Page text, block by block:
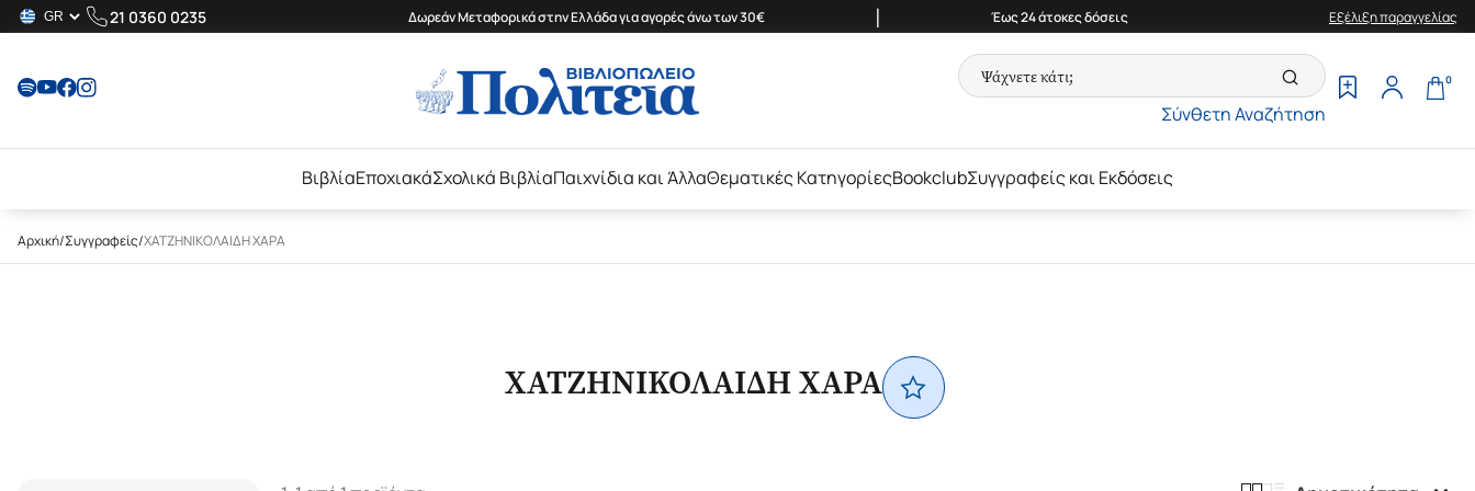
21 0360 0235 Δωρεάν Μεταφορικά στην Ελλάδα για αγορές άνω των 30€ | Έως 24 άτοκες δόσεις Εξέλιξη παραγγελίας
Σύνθετη Αναζήτηση
0
ΒιβλίαΕποχιακάΣχολικά ΒιβλίαΠαιχνίδια και ΆλλαΘεματικές ΚατηγορίεςBookclubΣυγγραφείς και Εκδόσεις
Αρχική/Συγγραφείς/ΧΑΤΖΗΝΙΚΟΛΑΙΔΗ ΧΑΡΑ
ΧΑΤΖΗΝΙΚΟΛΑΙΔΗ ΧΑΡΑ